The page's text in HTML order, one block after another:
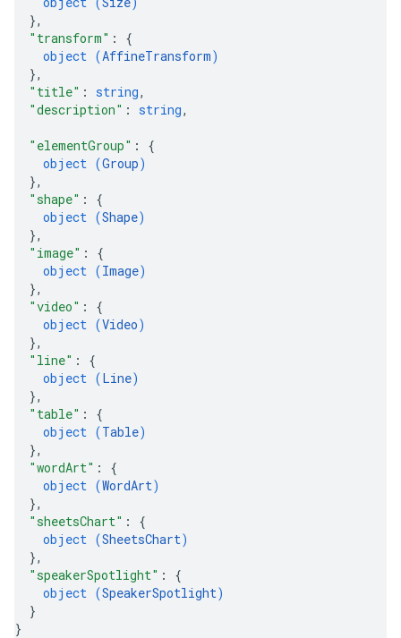
},
"transform" : {
object (AffineTransform)
},
"title" : string,
"description" : string,
"elementGroup" : {
object (Group)
},
"shape" : {
object (Shape)
},
"image" : {
object (Image)
},
"video" : {
object (Video)
},
"line" : {
object (Line)
},
"table" : {
object (Table)
},
"wordArt" : {
object (WordArt)
},
"sheetsChart" : {
object (SheetsChart)
},
"speakerSpotlight" : {
object (SpeakerSpotlight)
}
}